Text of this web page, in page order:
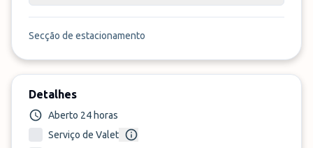
Secção de estacionamento
Detalhes
Aberto 24 horas
Serviço de Valet